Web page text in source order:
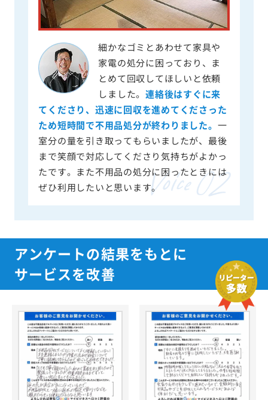
細かなゴミとあわせて家具や
家電の処分に困っており、ま
とめて回収してほしいと依頼
しました。連絡後はすぐに来
てくださり、迅速に回収を進めてくださった
ため短時間で不用品処分が終わりました。 一
室分の量を引き取ってもらいましたが、最後
まで笑顔で対応してくださり気持ちがよかっ
たです。また不用品の処分に困ったときには
ぜひ利用したいと思います。
アンケートの結果をもとに
サービスを改善